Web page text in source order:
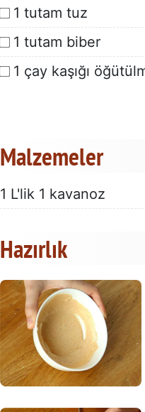
1 tutam tuz
1 tutam biber
1 çay kaşığı
Malzemeler
1 L'lik 1 kavanoz
Hazırlık